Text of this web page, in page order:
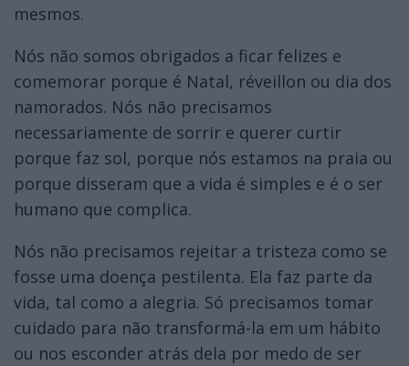
mesmos.
Nós não somos obrigados a ficar felizes e
comemorar porque é Natal, réveillon ou dia dos
namorados. Nós não precisamos
necessariamente de sorrir e querer curtir
porque faz sol, porque nós estamos na praia ou
porque disseram que a vida é simples e é o ser
humano que complica.
Nós não precisamos rejeitar a tristeza como se
fosse uma doença pestilenta. Ela faz parte da
vida, tal como a alegria. Só precisamos tomar
cuidado para não transformá-la em um hábito
ou nos esconder atrás dela por medo de ser